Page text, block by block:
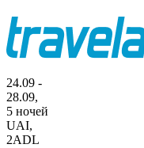
24.09 -
28.09,
5 ночей
UAI,
2ADL